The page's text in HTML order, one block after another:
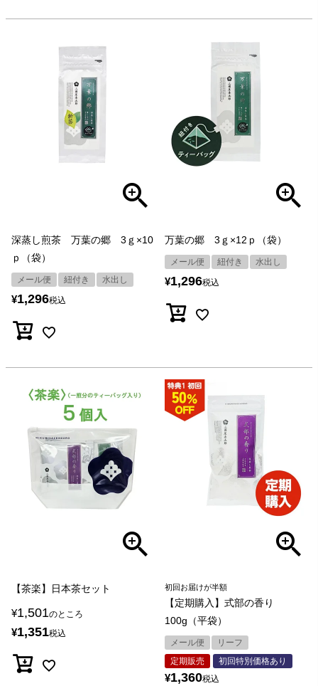
深蒸し煎茶 万葉の郷 3ｇ×10
ｐ（袋）
メール便 紐付き 水出し
¥1,296税込
万葉の郷 3ｇ×12ｐ（袋）
メール便 紐付き 水出し
¥1,296税込
【茶楽】日本茶セット
¥1,501のところ
¥1,351税込
初回お届けが半額
【定期購入】式部の香り
100g（平袋）
メール便
リーフ
定期販売
初回特別価格あり
¥1,360税込